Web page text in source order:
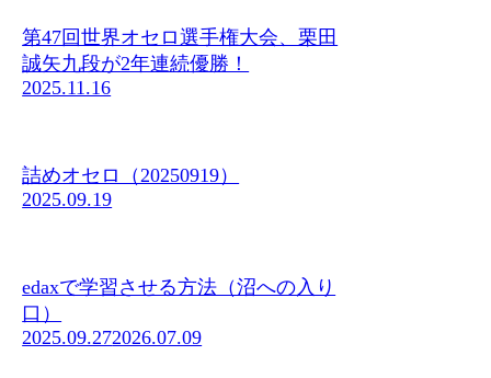
第47回世界オセロ選手権大会、栗田
誠矢九段が2年連続優勝！
2025.11.16
詰めオセロ（20250919）
2025.09.19
edaxで学習させる方法（沼への入り
口）
2025.09.272026.07.09